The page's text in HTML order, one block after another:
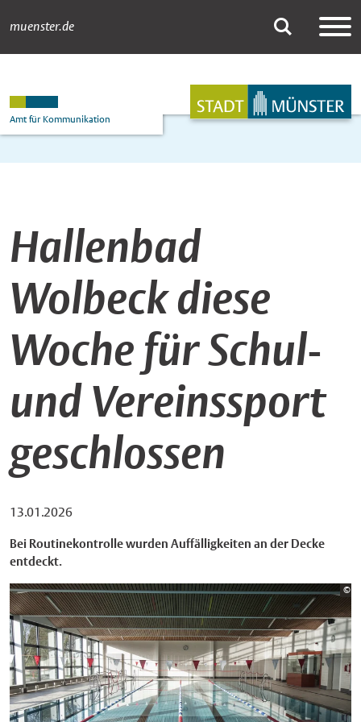
Newsdetail
muenster.de
Amt für Kommunikation
Hallenbad
Wolbeck diese
Woche für Schul-
und Vereinssport
geschlossen
13.01.2026
Bei Routinekontrolle wurden Auffälligkeiten an der Decke
entdeckt.
©